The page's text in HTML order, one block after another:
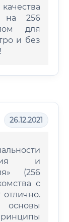
на 256
для
и без
26.12.2021
и
(256
с
отлично.